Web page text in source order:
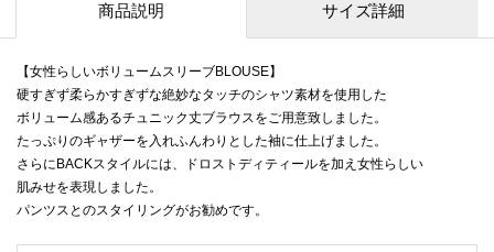
商品説明 サイズ詳細
【女性らしいボリュームスリーブBLOUSE】
硬すぎず柔らかすぎずな絶妙なタッチのシャツ素材を使用した
ボリューム感あるチュニック丈ブラウスをご用意致しました。
たっぷりのギャザーを入れふんわりとした袖に仕上げました。
さらにBACKスタイルには、ドロストディティールを加え女性らしい
肌みせを表現しました。
パンツスとのスタイリングがお勧めです。